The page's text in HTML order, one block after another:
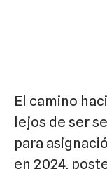
El camino
lejos de ser
para
en 2024,